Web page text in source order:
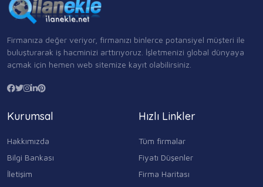
Firmanıza değer veriyor, firmanızı binlerce potansiyel müşteri ile
buluşturarak iş hacminizi arttırıyoruz. İşletmenizi global dünyaya
açmak için hemen web sitemize kayıt olabilirsiniz.
Kurumsal
Hakkımızda
Bilgi Bankası
İletişim
Hızlı Linkler
Tüm firmalar
Fiyatı Düşenler
Firma Haritası